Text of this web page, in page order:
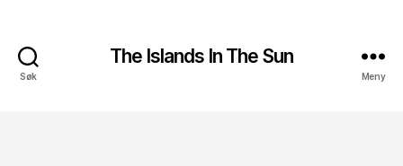
Søk
The Islands In The Sun
Meny